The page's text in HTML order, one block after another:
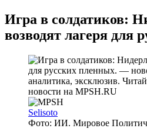
Игра в солдатиков:
возводят лагеря для
Selisoto
Фото: ИИ. Мировое